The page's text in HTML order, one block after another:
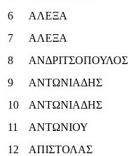
6
ΑΛΕΞΑ
7
ΑΛΕΞΑ
8
ΑΝΔΡΙΤΣΟΠΟΥΛΟΣ
9
ΑΝΤΩΝΙΑΔΗΣ
10
ΑΝΤΩΝΙΑΔΗΣ
11
ΑΝΤΩΝΙΟΥ
12
ΑΠΙΣΤΟΛΑΣ